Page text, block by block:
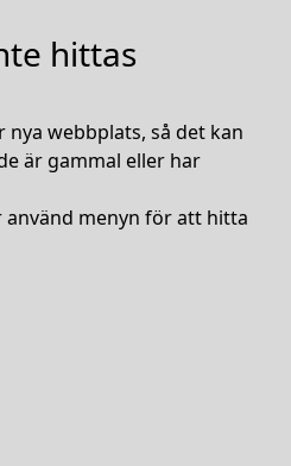
hittas
nya webbplats, så det kan
är gammal eller har
använd menyn för att hitta